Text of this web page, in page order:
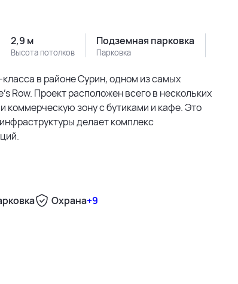
Высота потолков
2,9 м
Парковка
Подземная парковка
в районе Сурин, одном из самых
Row. Проект расположен всего в нескольких
коммерческую зону с бутиками и кафе. Это
делает комплекс
и включает 77 жилых апартаментов и более 26
элементы. Просторные помещения с
создают ощущение света, уюта и
насыщенной жизни. Жители смогут
Охрана+9